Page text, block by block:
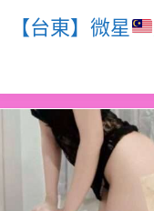
【台東】微星